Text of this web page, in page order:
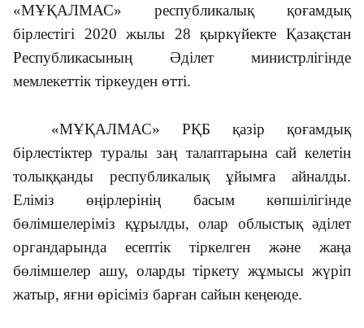
«МҰҚАЛМАС» республикалық қоғамдық
бірлестігі 2020 жылы 28 қыркүйекте Қазақстан
Республикасының Әділет министрлігінде
мемлекеттік тіркеуден өтті.
«МҰҚАЛМАС» РҚБ қазір қоғамдық
бірлестіктер туралы заң талаптарына сай келетін
толыққанды республикалық ұйымға айналды.
Еліміз өңірлерінің басым көпшілігінде
бөлімшелеріміз құрылды, олар облыстық әділет
органдарында есептік тіркелген және жаңа
бөлімшелер ашу, оларды тіркету жұмысы жүріп
жатыр, яғни өрісіміз барған сайын кеңеюде.